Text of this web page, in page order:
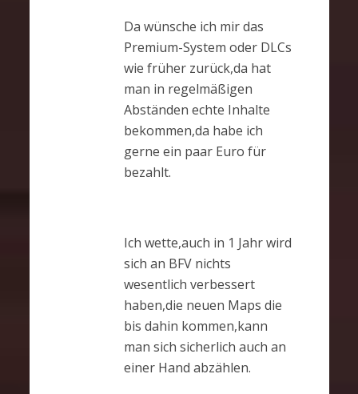
Da wünsche ich mir das
Premium-System oder DLCs
wie früher zurück,da hat
man in regelmäßigen
Abständen echte Inhalte
bekommen,da habe ich
gerne ein paar Euro für
bezahlt.
Ich wette,auch in 1 Jahr wird
sich an BFV nichts
wesentlich verbessert
haben,die neuen Maps die
bis dahin kommen,kann
man sich sicherlich auch an
einer Hand abzählen.